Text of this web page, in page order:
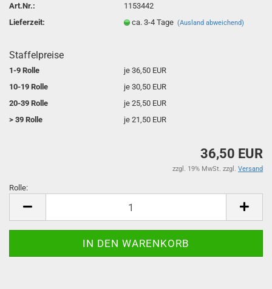
Art.Nr.:
1153442
Lieferzeit:
ca. 3-4 Tage(Ausland abweichend)
Staffelpreise
1-9 Rolle
je 36,50 EUR
10-19 Rolle
je 30,50 EUR
20-39 Rolle
je 25,50 EUR
> 39 Rolle
je 21,50 EUR
36,50 EUR
zzgl. 19% MwSt. zzgl. Versand
Rolle: